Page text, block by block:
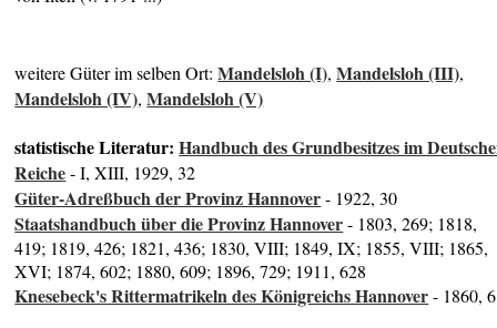
weitere Güter im selben Ort:Mandelsloh (I),Mandelsloh (III),
Mandelsloh (IV),Mandelsloh (V)
statistische Literatur:Handbuch des Grundbesitzes im
Reiche- I, XIII, 1929, 32
Güter-Adreßbuch der Provinz Hannover- 1922, 30
Staatshandbuch über die Provinz Hannover- 1803, 269; 1818,
419; 1819, 426; 1821, 436; 1830, VIII; 1849, IX; 1855, VIII; 1865,
XVI; 1874, 602; 1880, 609; 1896, 729; 1911, 628
Knesebeck's Rittermatrikeln des Königreichs Hannover- 1860, 6